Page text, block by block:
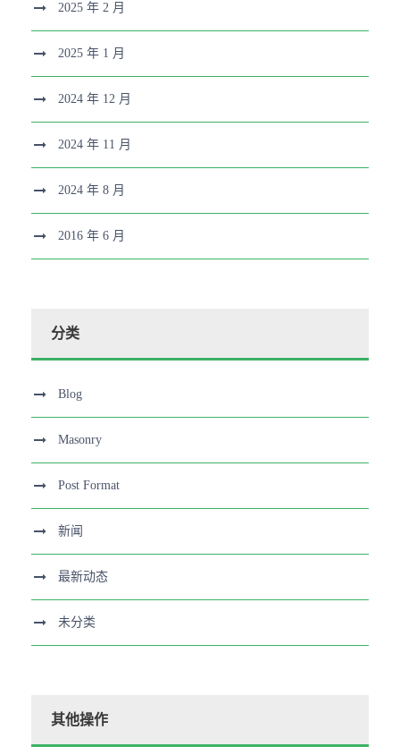
2025 年 2 月
2025 年 1 月
2024 年 12 月
2024 年 11 月
2024 年 8 月
2016 年 6 月
分类
Blog
Masonry
Post Format
新闻
最新动态
未分类
其他操作